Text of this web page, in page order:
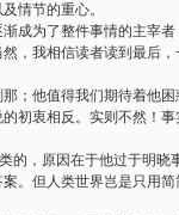
情节的重心。
成为了整件事情的主宰
，我相信读者读到最后，
；他值得我们期待着他
初衷相反。实则不然！
，原因在于他过于明晓
。但人类世界岂是只用简